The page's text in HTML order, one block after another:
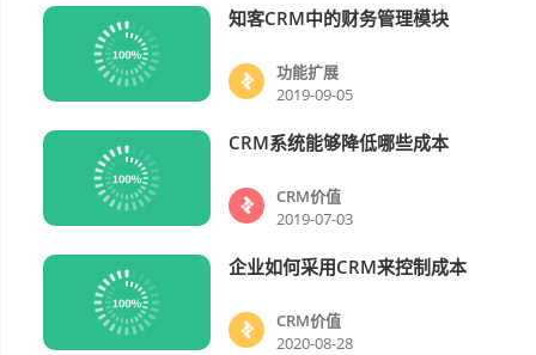
知客CRM中的财务管理模块
功能扩展
2019-09-05
CRM系统能够降低哪些成本
CRM价值
2019-07-03
企业如何采用CRM来控制成本
CRM价值
2020-08-28